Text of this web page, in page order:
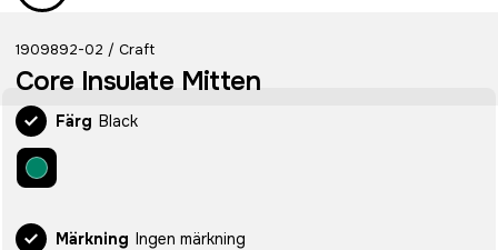
1909892-02 / Craft
Core Insulate Mitten
Färg Black
Märkning Ingen märkning